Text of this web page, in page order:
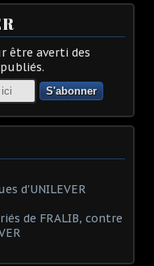
être averti des
d'UNILEVER
de FRALIB, contre